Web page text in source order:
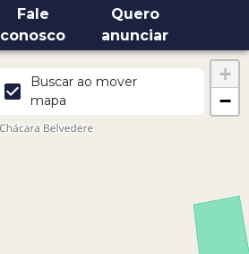
Fale
conosco
Quero
anunciar
+
−
Buscar ao mover
mapa